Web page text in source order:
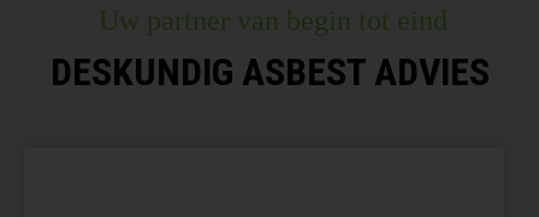
Uw partner van begin tot eind
DESKUNDIG ASBEST ADVIES